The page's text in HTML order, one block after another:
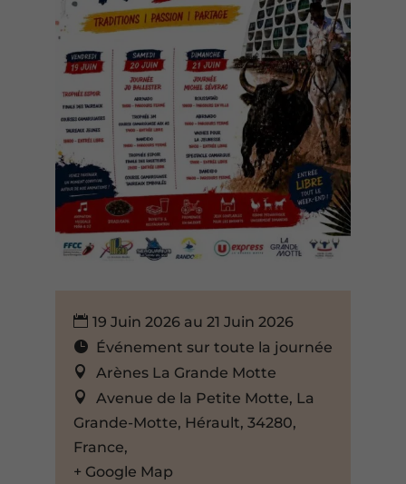
19 Juin 2026 au 21 Juin 2026
Événement sur toute la journée
Arènes La Grande Motte
Avenue de la Petite Motte, La
Grande-Motte, Hérault, 34280,
France,
+ Google Map